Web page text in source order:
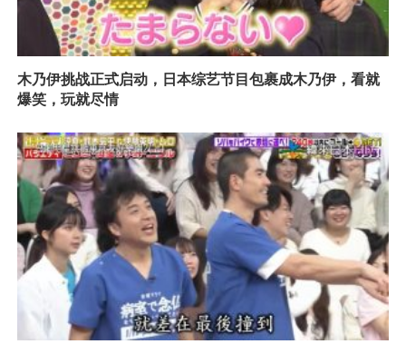
木乃伊挑战正式启动，日本综艺节目包裹成木乃伊，看就
爆笑，玩就尽情